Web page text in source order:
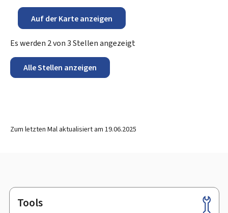
Auf der Karte anzeigen
Es werden 2von3Stellen angezeigt
Alle Stellen anzeigen
Zum letzten Mal aktualisiert am 19.06.2025
Footer
Tools